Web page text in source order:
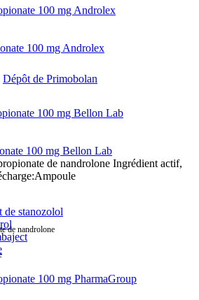
Dépôt de Primobolan
de stanozolol
100 mg Androlex
100 mg Bellon Lab
de nandrolone Ingrédient actif,
Ampoule
de nandrolone